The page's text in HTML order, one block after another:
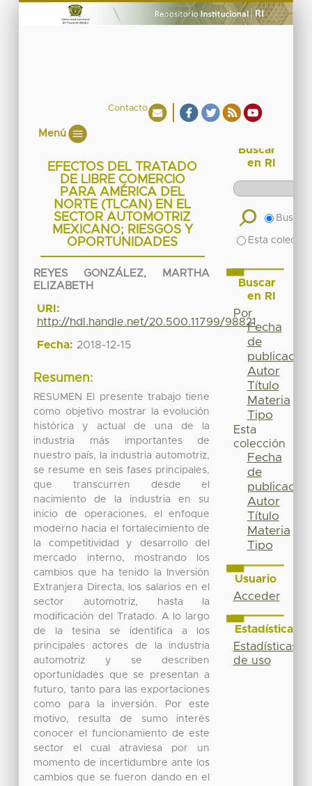
Contacto
Menú
EFECTOS DEL TRATADO
DE LIBRE COMERCIO
PARA AMÉRICA DEL
NORTE (TLCAN) EN EL
SECTOR AUTOMOTRIZ
MEXICANO; RIESGOS Y
OPORTUNIDADES
REYES GONZÁLEZ, MARTHA
ELIZABETH
URI:
http://hdl.handle.net/20.500.11799/98821
Fecha: 2018-12-15
Resumen:
RESUMEN El presente trabajo tiene
como objetivo mostrar la evolución
histórica y actual de una de la
industria más importantes de
nuestro país, la industria automotriz,
se resume en seis fases principales,
que transcurren desde el
nacimiento de la industria en su
inicio de operaciones, el enfoque
moderno hacia el fortalecimiento de
la competitividad y desarrollo del
mercado interno, mostrando los
cambios que ha tenido la Inversión
Extranjera Directa, los salarios en el
sector automotriz, hasta la
modificación del Tratado. A lo largo
de la tesina se identifica a los
principales actores de la industria
automotriz y se describen
oportunidades que se presentan a
futuro, tanto para las exportaciones
como para la inversión. Por este
motivo, resulta de sumo interés
conocer el funcionamiento de este
sector el cual atraviesa por un
momento de incertidumbre ante los
cambios que se fueron dando en el
Buscar
en RI
Buscar
Esta
Buscar
en RI
Por
Fecha
de
publicación
Autor
Título
Materia
Tipo
Esta
colección
Fecha
de
publicación
Autor
Título
Materia
Tipo
Usuario
Acceder
Estadísticas
Estadísticas
de uso